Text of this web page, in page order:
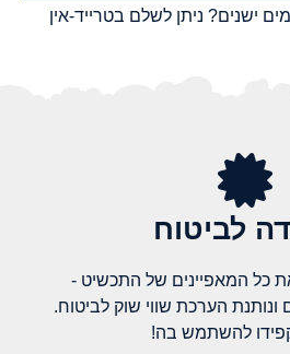
ישנים? ניתן לשלם בטרייד-אין
לביטוח
כל המאפיינים של התכשיט -
ונותנת הערכת שווי שוק לביטוח.
להשתמש בה!